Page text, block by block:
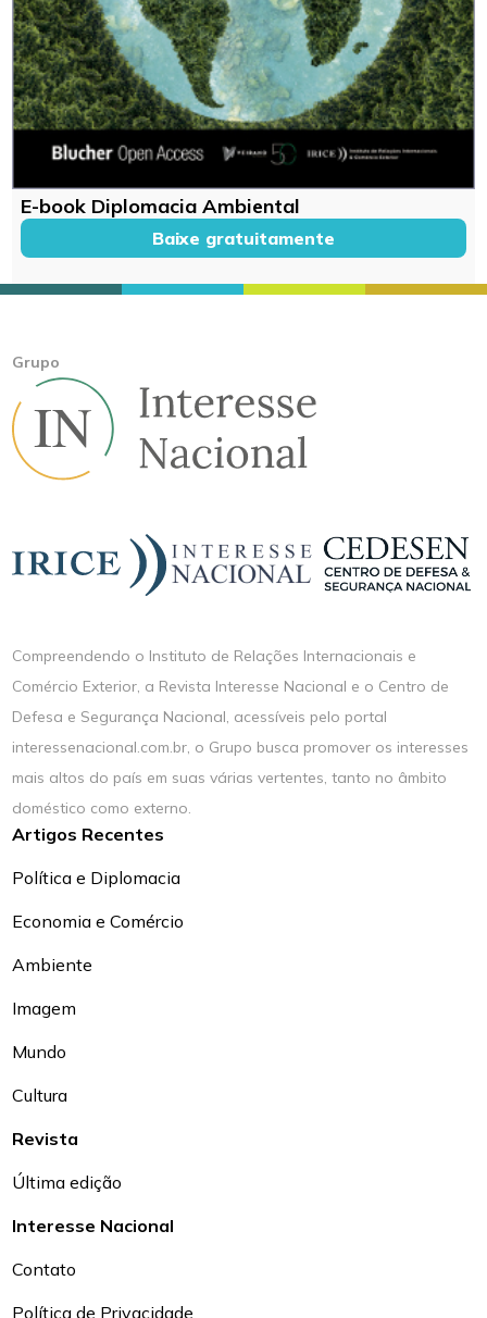
E-book Diplomacia Ambiental
Baixe gratuitamente
Grupo
Compreendendo o Instituto de Relações Internacionais e
Comércio Exterior, a Revista Interesse Nacional e o Centro de
Defesa e Segurança Nacional, acessíveis pelo portal
interessenacional.com.br, o Grupo busca promover os interesses
mais altos do país em suas várias vertentes, tanto no âmbito
doméstico como externo.
Artigos Recentes
Política e Diplomacia
Economia e Comércio
Ambiente
Imagem
Mundo
Cultura
Revista
Última edição
Interesse Nacional
Contato
Política de Privacidade